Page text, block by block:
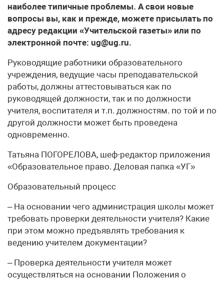
наиболее типичные проблемы. А свои новые
вопросы вы, как и прежде, можете присылать по
адресу редакции «Учительской газеты» или по
электронной почте: ug@ug.ru.
Руководящие работники образовательного
учреждения, ведущие часы преподавательской
работы, должны аттестовываться как по
руководящей должности, так и по должности
учителя, воспитателя и т.п. должностям. по той и по
другой должности может быть проведена
одновременно.
Татьяна ПОГОРЕЛОВА, шеф-редактор приложения
«Образовательное право. Деловая папка «УГ»
Образовательный процесс
– На основании чего администрация школы может
требовать проверки деятельности учителя? Какие
при этом можно предъявлять требования к
ведению учителем документации?
– Проверка деятельности учителя может
осуществляться на основании Положения о